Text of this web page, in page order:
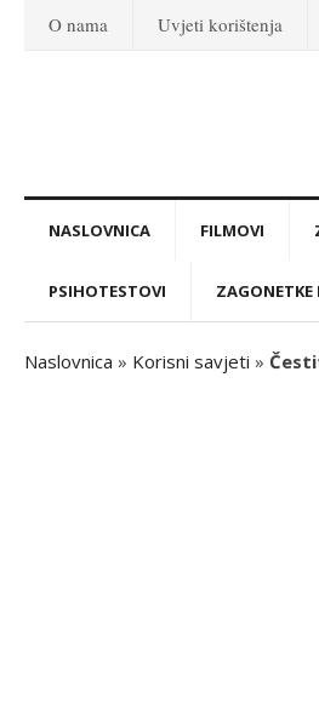
O nama Uvjeti korištenja
NASLOVNICA FILMOVI
PSIHOTESTOVI
Naslovnica » Korisni savjeti »